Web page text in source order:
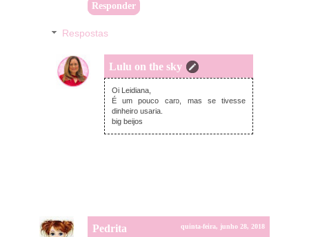
Responder
Respostas
Lulu on the sky
quinta-feira, junho 28, 2018
Oi Leidiana,
É um pouco caro, mas se tivesse
dinheiro usaria.
big beijos
Pedrita quinta-feira, junho 28, 2018